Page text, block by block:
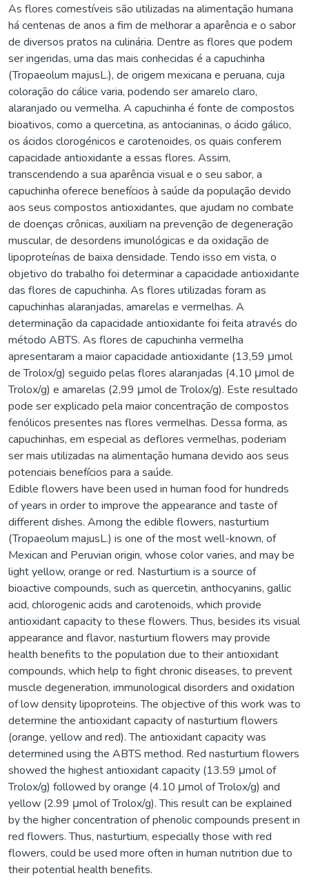
As flores comestíveis são utilizadas na alimentação humana
há centenas de anos a fim de melhorar a aparência e o sabor
de diversos pratos na culinária. Dentre as flores que podem
ser ingeridas, uma das mais conhecidas é a capuchinha
(Tropaeolum majusL.), de origem mexicana e peruana, cuja
coloração do cálice varia, podendo ser amarelo claro,
alaranjado ou vermelha. A capuchinha é fonte de compostos
bioativos, como a quercetina, as antocianinas, o ácido gálico,
os ácidos clorogénicos e carotenoides, os quais conferem
capacidade antioxidante a essas flores. Assim,
transcendendo a sua aparência visual e o seu sabor, a
capuchinha oferece benefícios à saúde da população devido
aos seus compostos antioxidantes, que ajudam no combate
de doenças crônicas, auxiliam na prevenção de degeneração
muscular, de desordens imunológicas e da oxidação de
lipoproteínas de baixa densidade. Tendo isso em vista, o
objetivo do trabalho foi determinar a capacidade antioxidante
das flores de capuchinha. As flores utilizadas foram as
capuchinhas alaranjadas, amarelas e vermelhas. A
determinação da capacidade antioxidante foi feita através do
método ABTS. As flores de capuchinha vermelha
apresentaram a maior capacidade antioxidante (13,59 μmol
de Trolox/g) seguido pelas flores alaranjadas (4,10 μmol de
Trolox/g) e amarelas (2,99 μmol de Trolox/g). Este resultado
pode ser explicado pela maior concentração de compostos
fenólicos presentes nas flores vermelhas. Dessa forma, as
capuchinhas, em especial as deflores vermelhas, poderiam
ser mais utilizadas na alimentação humana devido aos seus
potenciais benefícios para a saúde.
Edible flowers have been used in human food for hundreds
of years in order to improve the appearance and taste of
different dishes. Among the edible flowers, nasturtium
(Tropaeolum majusL.) is one of the most well-known, of
Mexican and Peruvian origin, whose color varies, and may be
light yellow, orange or red. Nasturtium is a source of
bioactive compounds, such as quercetin, anthocyanins, gallic
acid, chlorogenic acids and carotenoids, which provide
antioxidant capacity to these flowers. Thus, besides its visual
appearance and flavor, nasturtium flowers may provide
health benefits to the population due to their antioxidant
compounds, which help to fight chronic diseases, to prevent
muscle degeneration, immunological disorders and oxidation
of low density lipoproteins. The objective of this work was to
determine the antioxidant capacity of nasturtium flowers
(orange, yellow and red). The antioxidant capacity was
determined using the ABTS method. Red nasturtium flowers
showed the highest antioxidant capacity (13.59 μmol of
Trolox/g) followed by orange (4.10 μmol of Trolox/g) and
yellow (2.99 μmol of Trolox/g). This result can be explained
by the higher concentration of phenolic compounds present in
red flowers. Thus, nasturtium, especially those with red
flowers, could be used more often in human nutrition due to
their potential health benefits.